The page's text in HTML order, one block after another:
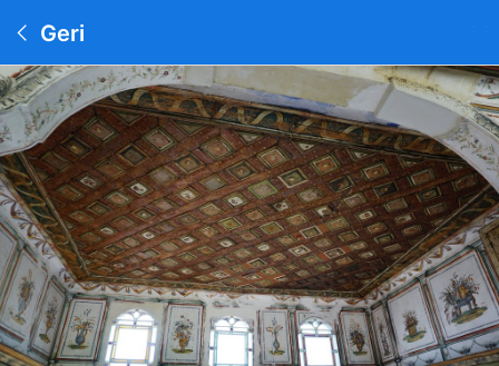
Geri